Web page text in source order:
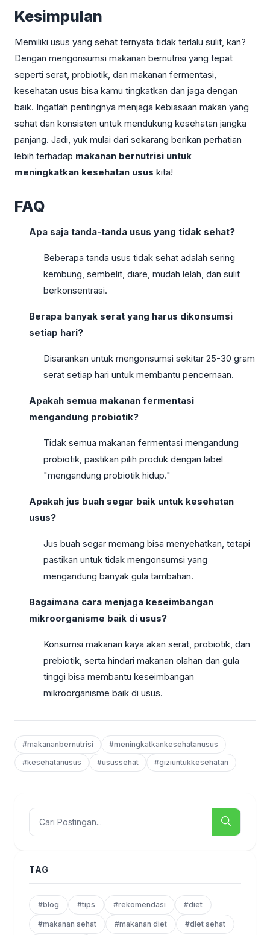
Kesimpulan
Memiliki usus yang sehat ternyata tidak terlalu sulit, kan?
Dengan mengonsumsi makanan bernutrisi yang tepat
seperti serat, probiotik, dan makanan fermentasi,
kesehatan usus bisa kamu tingkatkan dan jaga dengan
baik. Ingatlah pentingnya menjaga kebiasaan makan yang
sehat dan konsisten untuk mendukung kesehatan jangka
panjang. Jadi, yuk mulai dari sekarang berikan perhatian
lebih terhadap makanan bernutrisi untuk
meningkatkan kesehatan usus kita!
FAQ
Apa saja tanda-tanda usus yang tidak sehat?
Beberapa tanda usus tidak sehat adalah sering
kembung, sembelit, diare, mudah lelah, dan sulit
berkonsentrasi.
Berapa banyak serat yang harus dikonsumsi
setiap hari?
Disarankan untuk mengonsumsi sekitar 25-30 gram
serat setiap hari untuk membantu pencernaan.
Apakah semua makanan fermentasi
mengandung probiotik?
Tidak semua makanan fermentasi mengandung
probiotik, pastikan pilih produk dengan label
"mengandung probiotik hidup."
Apakah jus buah segar baik untuk kesehatan
usus?
Jus buah segar memang bisa menyehatkan, tetapi
pastikan untuk tidak mengonsumsi yang
mengandung banyak gula tambahan.
Bagaimana cara menjaga keseimbangan
mikroorganisme baik di usus?
Konsumsi makanan kaya akan serat, probiotik, dan
prebiotik, serta hindari makanan olahan dan gula
tinggi bisa membantu keseimbangan
mikroorganisme baik di usus.
#makananbernutrisi
#meningkatkankesehatanusus
#kesehatanusus
#usussehat #giziuntukkesehatan
TAG
#blog #tips #rekomendasi #diet
#makanan sehat #makanan diet #diet sehat